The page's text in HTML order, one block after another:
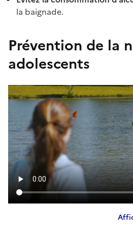
la baignade.
Prévention de la
adolescents